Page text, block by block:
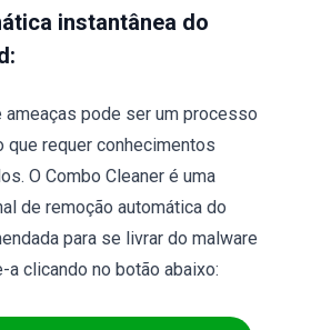
instantânea do
ameaças pode ser um processo
requer conhecimentos
O Combo Cleaner é uma
de remoção automática do
para se livrar do malware
a clicando no botão abaixo: